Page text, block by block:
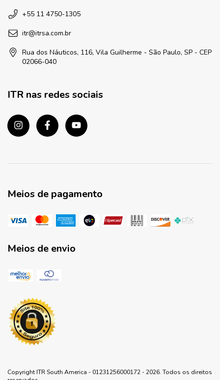
+55 11 4750-1305
itr@itrsa.com.br
Rua dos Náuticos, 116, Vila Guilherme - São Paulo, SP - CEP
02066-040
ITR nas redes sociais
Meios de pagamento
Meios de envio
Copyright ITR South America - 01231256000172 - 2026. Todos os direitos